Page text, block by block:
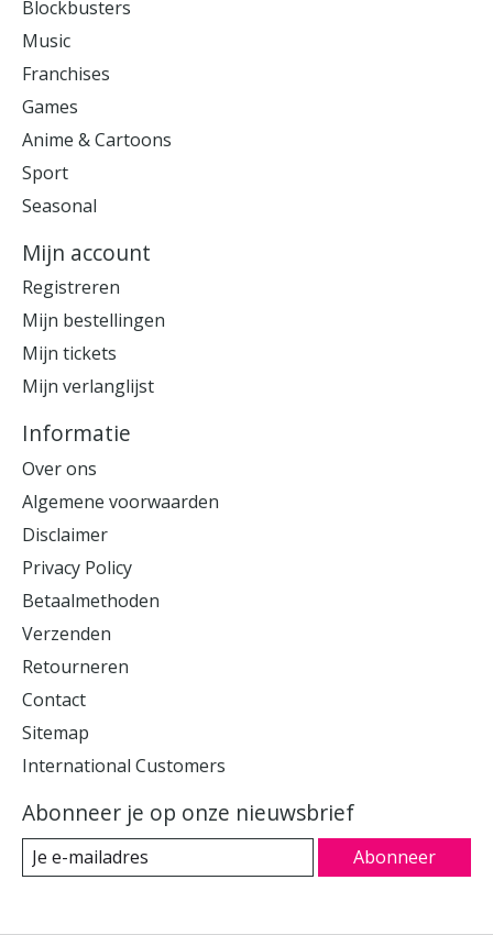
Blockbusters
Music
Franchises
Games
Anime & Cartoons
Sport
Seasonal
Mijn account
Registreren
Mijn bestellingen
Mijn tickets
Mijn verlanglijst
Informatie
Over ons
Algemene voorwaarden
Disclaimer
Privacy Policy
Betaalmethoden
Verzenden
Retourneren
Contact
Sitemap
International Customers
Abonneer je op onze nieuwsbrief
Abonneer